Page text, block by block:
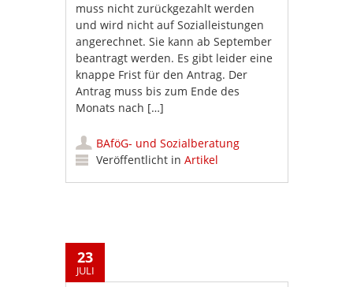
muss nicht zurückgezahlt werden
und wird nicht auf Sozialleistungen
angerechnet. Sie kann ab September
beantragt werden. Es gibt leider eine
knappe Frist für den Antrag. Der
Antrag muss bis zum Ende des
Monats nach […]
BAföG- und Sozialberatung
Veröffentlicht inArtikel
23
JULI